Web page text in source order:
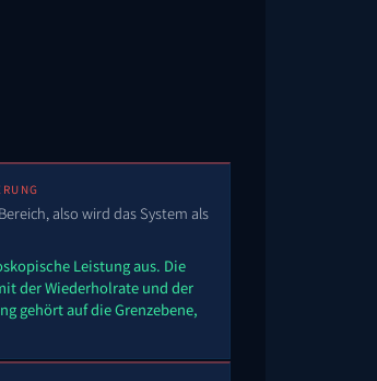
also wird das System als
Leistung aus. Die
der Wiederholrate und der
gehört auf die Grenzebene,